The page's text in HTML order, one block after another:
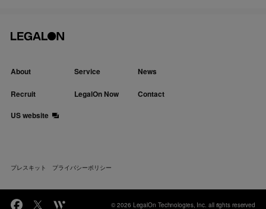
About Service News
Recruit LegalOn Now
Contact
US website
プレスキット プライバシーポリシー
© 2026 LegalOn Technologies, Inc. all rights reserved